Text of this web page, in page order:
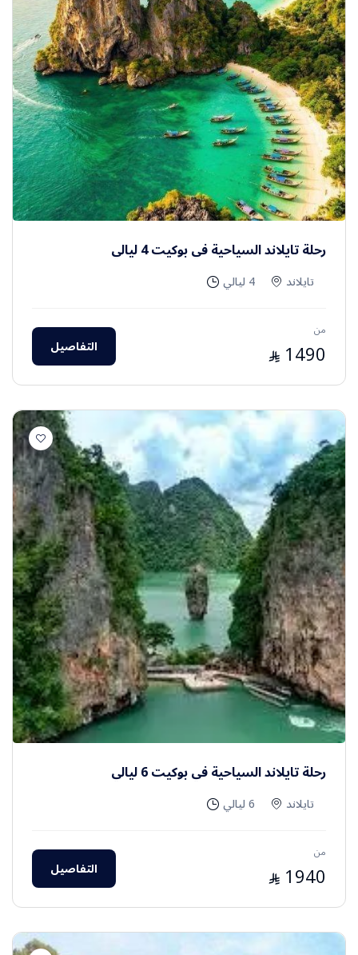
Usman Thai Muslim Food (4.6): يقدم الأطباق
التايلاندية التقليدية الحلال مثل الباد تاي والتوم يام.
مطعم Al Saray – Soonvijai (4.4): يقدم مزيجاً رائعاً
من المأكولات اللبنانية والهندية الحلال.
رحلة تايلاند السياحية في بوكيت 4 ليالي
تايلاند 4 ليالي
من
1490
⃁ التفاصيل
رحلة تايلاند السياحية في بوكيت 6 ليالي
تايلاند 6 ليالي
من
1940
⃁ التفاصيل